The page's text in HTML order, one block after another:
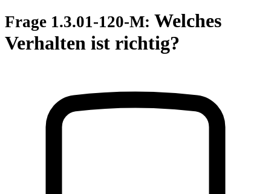
Frage 1.3.01-120-M: Welches
Verhalten ist richtig?